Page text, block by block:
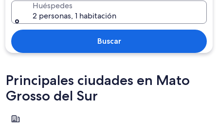
Huéspedes
2 personas, 1 habitación
Buscar
Principales ciudades en Mato
Grosso del Sur
Campo Grande